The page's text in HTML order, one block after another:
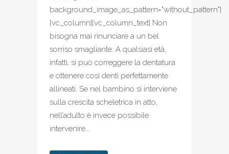
background_image_as_pattern="without_pattern"]
[vc_column][vc_column_text] Non
bisogna mai rinunciare a un bel
sorriso smagliante. A qualsiasi età,
infatti, si può correggere la dentatura
e ottenere così denti perfettamente
allineati. Se nel bambino si interviene
sulla crescita scheletrica in atto,
nell’adulto è invece possibile
intervenire...